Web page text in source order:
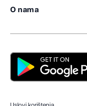
O nama
Uslovi korištenja